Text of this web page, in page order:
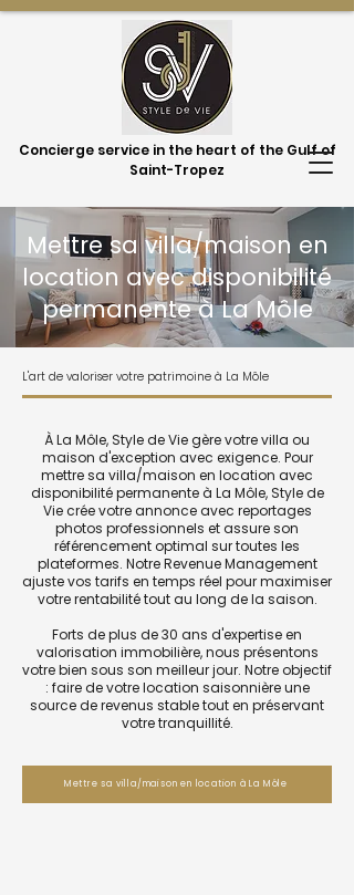
Concierge service in the heart of the Gulf of
Saint-Tropez
Mettre sa villa/maison en
location avec disponibilité
permanente à La Môle
L'art de valoriser votre patrimoine à La Môle
À La Môle, Style de Vie gère votre villa ou
maison d'exception avec exigence. Pour
mettre sa villa/maison en location avec
disponibilité permanente à La Môle, Style de
Vie crée votre annonce avec reportages
photos professionnels et assure son
référencement optimal sur toutes les
plateformes. Notre Revenue Management
ajuste vos tarifs en temps réel pour maximiser
votre rentabilité tout au long de la saison.
Forts de plus de 30 ans d'expertise en
valorisation immobilière, nous présentons
votre bien sous son meilleur jour. Notre objectif
: faire de votre location saisonnière une
source de revenus stable tout en préservant
votre tranquillité.
Mettre sa villa/maison en location à La Môle